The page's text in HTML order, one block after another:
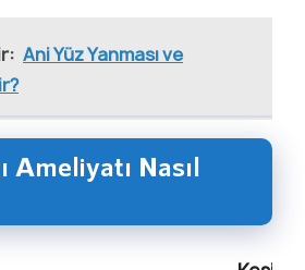
Ani Yüz Yanması ve
Ameliyatı Nasıl